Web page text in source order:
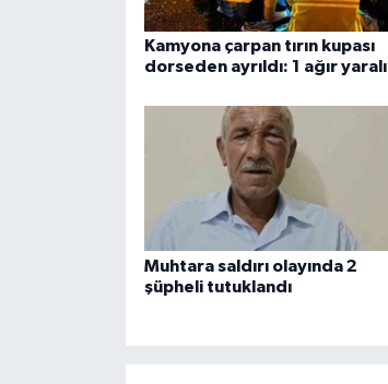
Kamyona çarpan tırın kupası
dorseden ayrıldı: 1 ağır yaralı
Muhtara saldırı olayında 2
şüpheli tutuklandı